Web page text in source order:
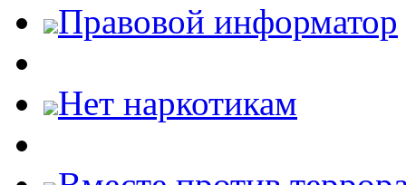
Правовой информатор
Нет наркотикам